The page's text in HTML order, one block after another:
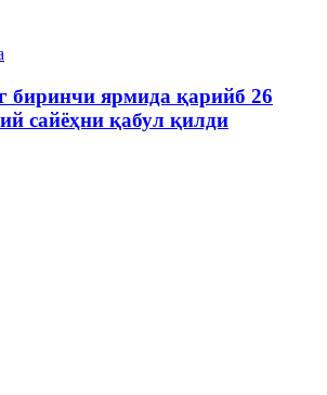
биринчи ярмида қарийб 26
сайёҳни қабул қилди